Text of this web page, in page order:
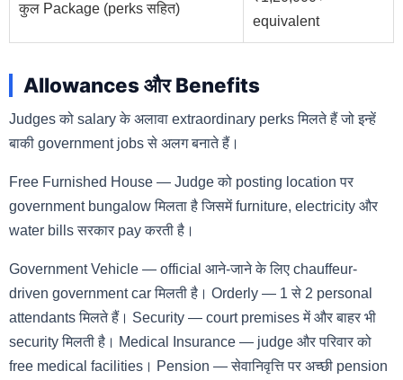
कुल Package (perks सहित)
equivalent
Allowances और Benefits
Judges को salary के अलावा extraordinary perks मिलते हैं जो इन्हें
बाकी government jobs से अलग बनाते हैं।
Free Furnished House — Judge को posting location पर
government bungalow मिलता है जिसमें furniture, electricity और
water bills सरकार pay करती है।
Government Vehicle — official आने-जाने के लिए chauffeur-
driven government car मिलती है। Orderly — 1 से 2 personal
attendants मिलते हैं। Security — court premises में और बाहर भी
security मिलती है। Medical Insurance — judge और परिवार को
free medical facilities। Pension — सेवानिवृत्ति पर अच्छी pension